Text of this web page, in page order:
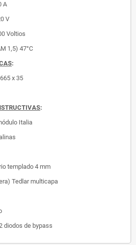
A
V
Voltios
1,5) 47°C
:
x 35
:
Italia
templado 4 mm
Tedlar multicapa
diodos de bypass